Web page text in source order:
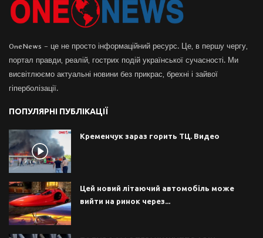
OneNews – це не просто інформаційний ресурс. Це, в першу чергу,
портал правди, реалій, гострих подій української сучасності. Ми
висвітлюємо актуальні новини без прикрас, брехні і зайвої
гіперболізації.
ПОПУЛЯРНІ ПУБЛІКАЦІЇ
Кременчук зараз горить ТЦ. Видео
Цей новий літаючий автомобіль може
вийти на ринок через...